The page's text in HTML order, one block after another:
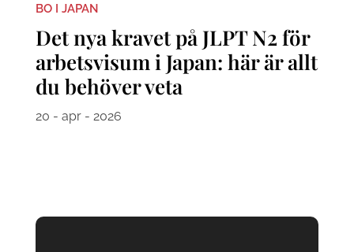
BO I JAPAN
Det nya kravet på JLPT N2 för
arbetsvisum i Japan: här är allt
du behöver veta
20 - apr - 2026